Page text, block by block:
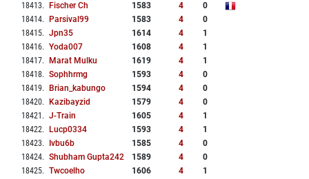
18413. Fischer Ch 1583 4
0
18414. Parsival99 1583 4
0
18415. Jpn35 1614 4
1
18416. Yoda007 1608 4
1
18417. Marat Mulku 1619 4
1
18418. Sophhrmg 1593 4
0
18419. Brian_kabungo 1594 4
0
18420. Kazibayzid 1579 4
0
18421 . J-Train 1605 4
1
18422. Lucp0334 1593 4
1
18423. Ivbu6b 1585 4
0
18424. Shubham Gupta242 1589 4
0
18425. Twcoelho 1606 4 1